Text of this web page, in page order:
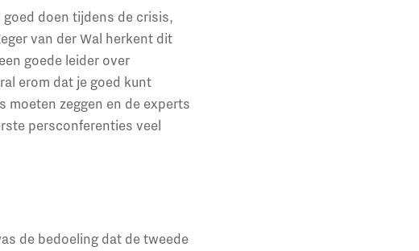
doen tijdens de crisis,
van der Wal herkent dit
goede leider over
erom dat je goed kunt
moeten zeggen en de experts
persconferenties veel
de bedoeling dat de tweede